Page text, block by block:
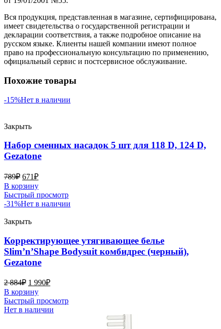
Вся продукция, представленная в магазине, сертифицирована,
имеет свидетельства о государственной регистрации и
декларации соответствия, а также подробное описание на
русском языке. Клиенты нашей компании имеют полное
право на профессиональную консультацию по применению,
официальный сервис и постсервисное обслуживание.
Похожие товары
-15%Нет в наличии
Закрыть
Набор сменных насадок 5 шт для 118 D, 124 D,
Gezatone
789₽ 671₽
В корзину
Быстрый просмотр
-31%Нет в наличии
Закрыть
Корректирующее утягивающее белье
Slim’n’Shape Bodysuit комбидрес (черный),
Gezatone
2 884₽ 1 990₽
В корзину
Быстрый просмотр
Нет в наличии